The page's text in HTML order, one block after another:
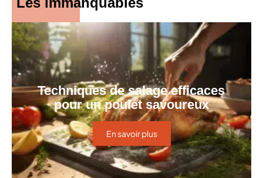
Techniques de salage efficaces
pour un poulet savoureux
En savoir plus